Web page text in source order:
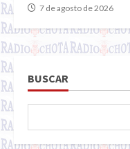
7 de agosto de 2026
BUSCAR